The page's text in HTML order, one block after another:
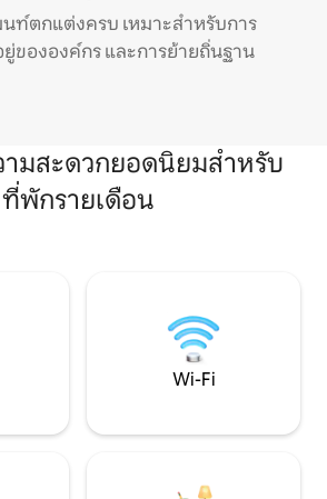
ท์ตกแต่งครบ เหมาะสำหรับการ
ขององค์กร และการย้ายถิ่นฐาน
ามสะดวกยอดนิยมสำหรับ
ที่พักรายเดือน
Wi-Fi